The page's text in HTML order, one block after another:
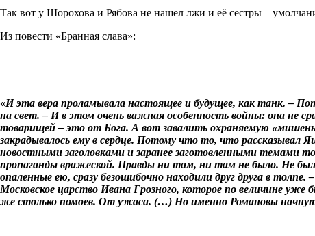
Так вот у Шорохова и Рябова не нашел лжи и её сестры –
Из повести «Бранная слава»:
«И эта вера проламывала настоящее и будущее, как танк. –
на свет. – И в этом очень важная особенность войны: она не
товарищей–это от Бога. А вот завалить охраняемую
закрадывалось ему в сердце. Потому что то, что рассказывал
новостными заголовками и заранее заготовленными темами
пропаганды вражеской. Правды ни там, ни там не было. Не
опаленные ею, сразу безошибочно находили друг друга в
Московское царство Ивана Грозного, которое по величине
же столько помоев. От ужаса. (…) Но именно Романовы